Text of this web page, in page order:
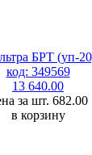
БРТ (уп-
код: 349569
13 640.00
за шт. 682.00
в корзину